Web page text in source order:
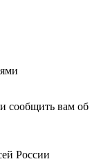
сообщить вам об
России